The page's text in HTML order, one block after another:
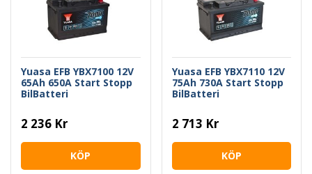
Yuasa EFB YBX7100 12V
65Ah 650A Start Stopp
BilBatteri
2 236 Kr
KÖP
Yuasa EFB YBX7110 12V
75Ah 730A Start Stopp
BilBatteri
2 713 Kr
KÖP